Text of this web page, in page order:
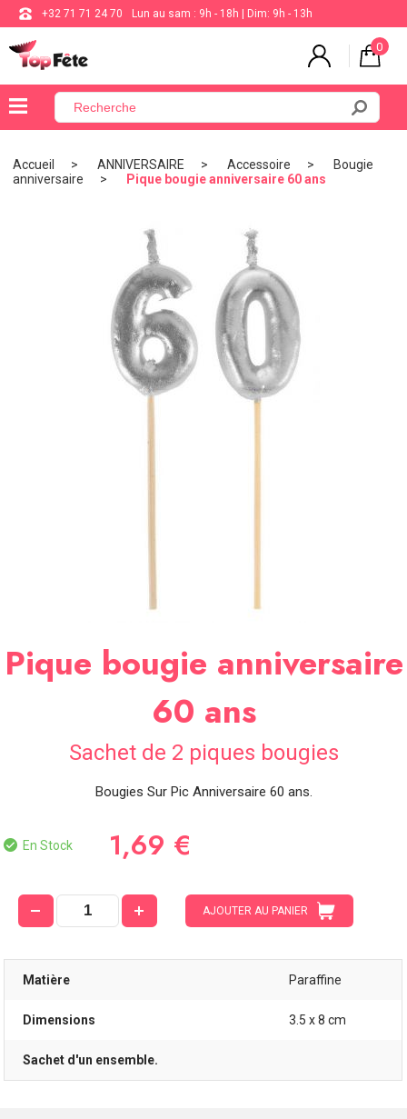
+32 71 71 24 70 Lun au sam : 9h - 18h | Dim: 9h - 13h
0
×
BALLON
Accueil ANNIVERSAIRE Accessoire
Bougie
anniversaire
Pique bougie anniversaire 60 ans
Pique bougie anniversaire
60 ans
Sachet de 2 piques bougies
Bougies Sur Pic Anniversaire 60 ans.
En Stock 1,69 €
AJOUTER AU PANIER
Matière Paraffine
Dimensions 3.5 x 8 cm
Sachet d'un ensemble.